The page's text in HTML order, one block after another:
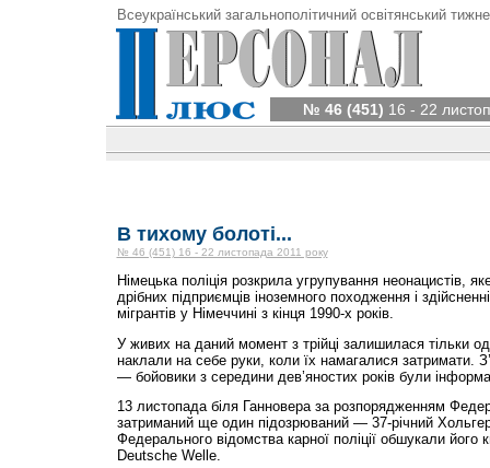
Всеукраїнський загальнополітичний освітянський
№ 46 (451) 16 - 22
В тихому болоті...
№ 46 (451) 16 - 22 листопада 2011 року
Німецька поліція розкрила угрупування неонацистів,
дрібних підприємців іноземного походження і
мігрантів у Німеччині з кінця 1990-х років.
У живих на даний момент з трійці залишилася тільки
наклали на себе руки, коли їх намагалися затримати.
— бойовики з середини дев’яностих років були
13 листопада біля Ганновера за розпорядженням
затриманий ще один підозрюваний — 37-річний Хольгер
Федерального відомства карної поліції обшукали його
Deutsche Welle.